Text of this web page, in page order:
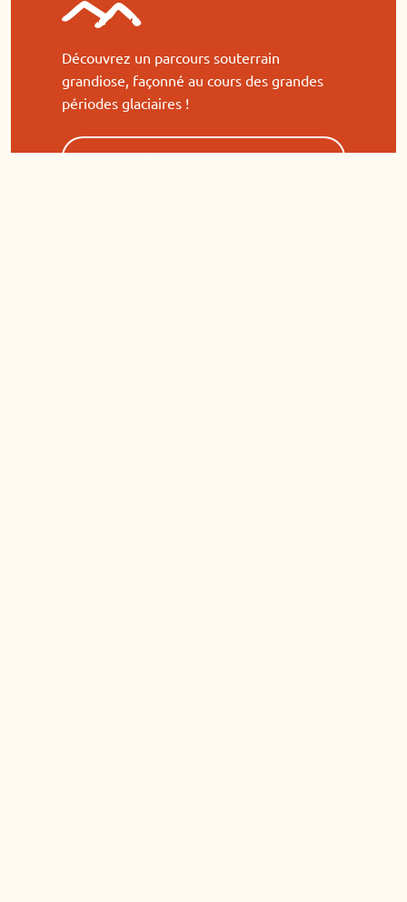
Découvrez un parcours souterrain
grandiose, façonné au cours des grandes
périodes glaciaires !
Acheter un billet